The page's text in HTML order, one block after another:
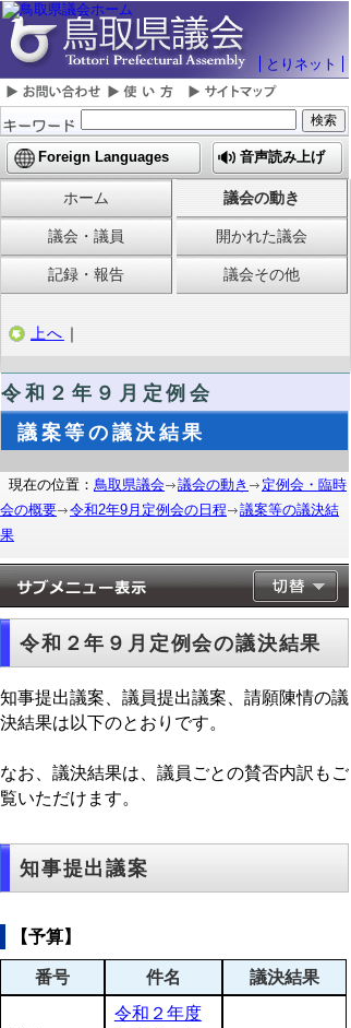
とりネット
Foreign Languages 音声読み上げ
ホーム 議会の動き
議会・議員 開かれた議会
記録・報告 議会その他
上へ ｜
令和２年９月定例会
議案等の議決結果
現在の位置： 鳥取県議会 議会の動き
定例会・臨時
会の概要
令和2年9月定例会の日程
議案等の議決結
果
令和２年９月定例会の議決結果
知事提出議案、議員提出議案、請願陳情の議
決結果は以下のとおりです。
なお、議決結果は、議員ごとの賛否内訳もご
覧いただけます。
知事提出議案
【予算】
番号 件名 議決結果
令和２年度